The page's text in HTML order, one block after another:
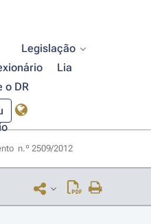
Legislação
Lia
o DR
n.º 2509/2012